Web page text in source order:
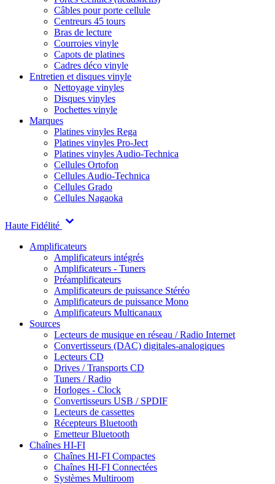
Câbles pour porte cellule
Centreurs 45 tours
Bras de lecture
Courroies vinyle
Capots de platines
Cadres déco vinyle
Entretien et disques vinyle
Nettoyage vinyles
Disques vinyles
Pochettes vinyle
Marques
Platines vinyles Rega
Platines vinyles Pro-Ject
Platines vinyles Audio-Technica
Cellules Ortofon
Cellules Audio-Technica
Cellules Grado
Cellules Nagaoka
Haute Fidélité
Amplificateurs
Amplificateurs intégrés
Amplificateurs - Tuners
Préamplificateurs
Amplificateurs de puissance Stéréo
Amplificateurs de puissance Mono
Amplificateurs Multicanaux
Sources
Lecteurs de musique en réseau / Radio Internet
Convertisseurs (DAC) digitales-analogiques
Lecteurs CD
Drives / Transports CD
Tuners / Radio
Horloges - Clock
Convertisseurs USB / SPDIF
Lecteurs de cassettes
Récepteurs Bluetooth
Emetteur Bluetooth
Chaînes HI-FI
Chaînes HI-FI Compactes
Chaînes HI-FI Connectées
Systèmes Multiroom